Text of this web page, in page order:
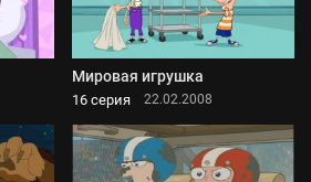
Мировая игрушка
16 серия 22.02.2008